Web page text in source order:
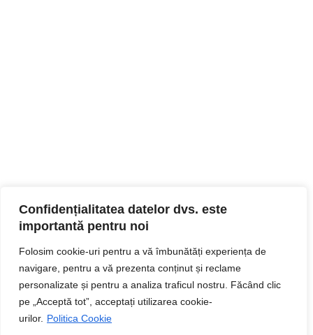
Confidențialitatea datelor dvs. este
importantă pentru noi
Folosim cookie-uri pentru a vă îmbunătăți experiența de
navigare, pentru a vă prezenta conținut și reclame
personalizate și pentru a analiza traficul nostru. Făcând clic
pe „Acceptă tot”, acceptați utilizarea cookie-
urilor. Politica Cookie